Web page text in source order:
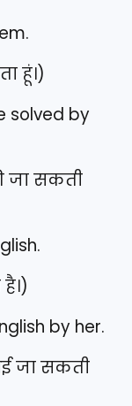
हूं।)
solved by
जा सकती
by her.
जा सकती